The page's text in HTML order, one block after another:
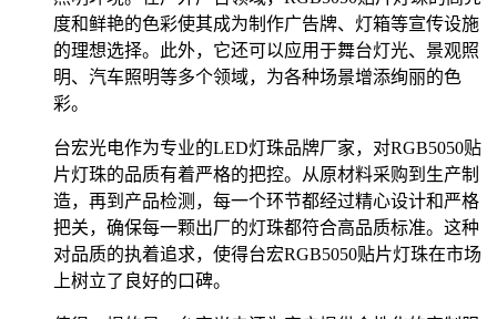
度和鲜艳的色彩使其成为制作广告牌、灯箱等宣传设施
的理想选择。此外，它还可以应用于舞台灯光、景观照
明、汽车照明等多个领域，为各种场景增添绚丽的色
彩。
台宏光电作为专业的LED灯珠品牌厂家，对RGB5050贴
片灯珠的品质有着严格的把控。从原材料采购到生产制
造，再到产品检测，每一个环节都经过精心设计和严格
把关，确保每一颗出厂的灯珠都符合高品质标准。这种
对品质的执着追求，使得台宏RGB5050贴片灯珠在市场
上树立了良好的口碑。